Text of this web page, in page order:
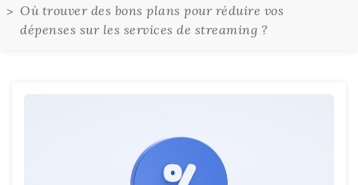
Où trouver des bons plans pour réduire vos
dépenses sur les services de streaming ?